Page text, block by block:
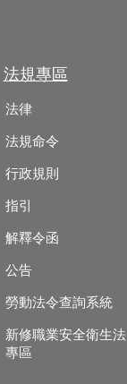
法規專區
法律
法規命令
行政規則
指引
解釋令函
公告
勞動法令查詢系統
新修職業安全衛生法
專區